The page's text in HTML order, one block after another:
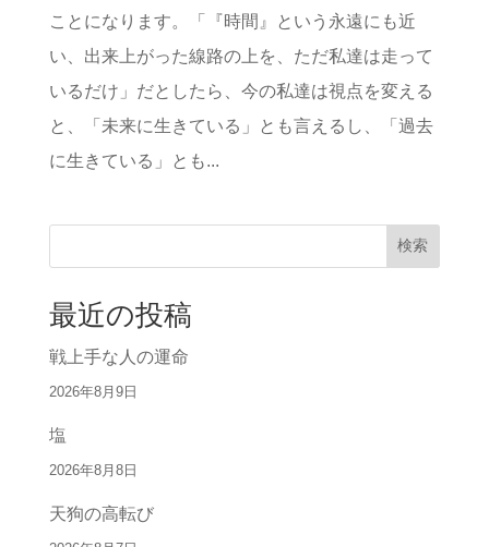
ことになります。「『時間』という永遠にも近
い、出来上がった線路の上を、ただ私達は走って
いるだけ」だとしたら、今の私達は視点を変える
と、「未来に生きている」とも言えるし、「過去
に生きている」とも...
検索
最近の投稿
戦上手な人の運命
2026年8月9日
塩
2026年8月8日
天狗の高転び